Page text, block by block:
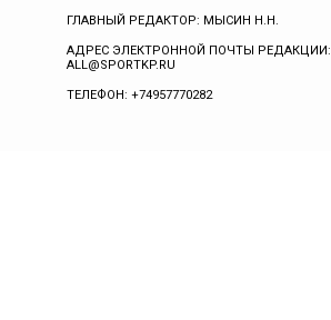
ГЛАВНЫЙ РЕДАКТОР: МЫСИН Н.Н.
АДРЕС ЭЛЕКТРОННОЙ ПОЧТЫ РЕДАКЦИИ:
ALL@SPORTKP.RU
ТЕЛЕФОН: +74957770282